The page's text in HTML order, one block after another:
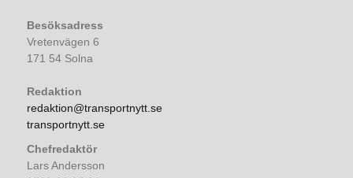
Besöksadress
Vretenvägen 6
171 54 Solna
Redaktion
redaktion@transportnytt.se
transportnytt.se
Chefredaktör
Lars Andersson